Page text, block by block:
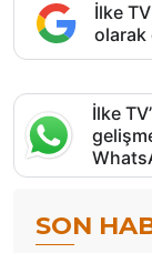
İlke
olarak
İlke
SON